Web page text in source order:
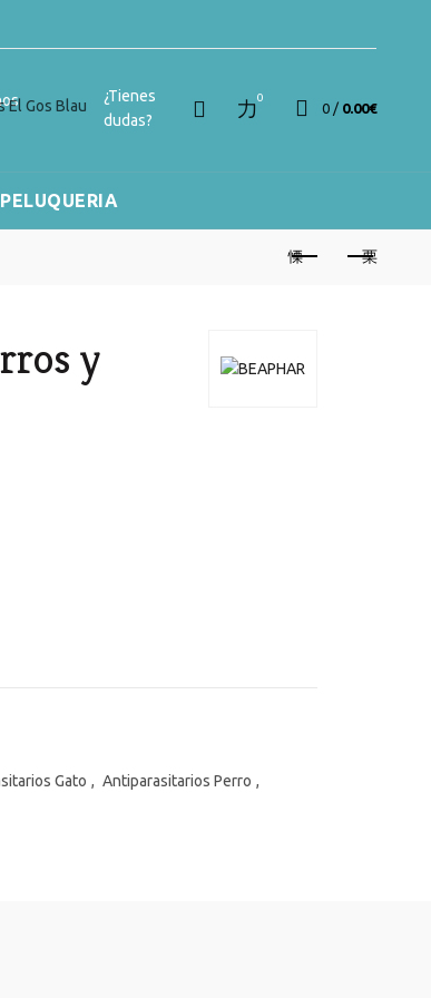
¿Tienes
dudas?
0
0 / 0.00€
PELUQUERIA
y
Gato , Antiparasitarios Perro ,